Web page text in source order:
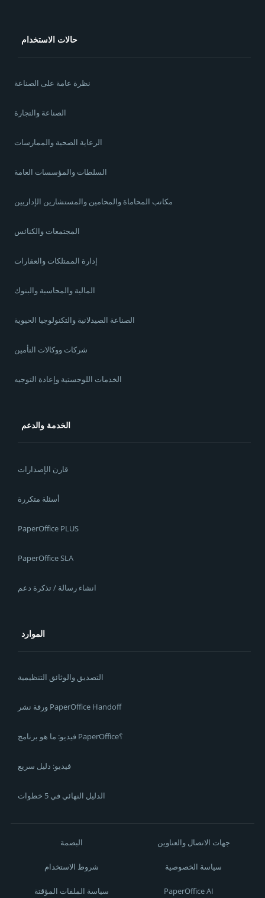
حالات الاستخدام
نظرة عامة على الصناعة
الصناعة والتجارة
الرعاية الصحية والممارسات
السلطات والمؤسسات العامة
مكاتب المحاماة والمحامين والمستشارين الإداريين
المجتمعات والكنائس
إدارة الممتلكات والعقارات
المالية والمحاسبة والبنوك
الصناعة الصيدلانية والتكنولوجيا الحيوية
شركات ووكالات التأمين
الخدمات اللوجستية وإعادة التوجيه
الخدمة والدعم
قارن الإصدارات
أسئلة متكررة
PaperOffice PLUS
PaperOffice SLA
انشاء رسالة / تذكرة دعم
الموارد
التصديق والوثائق التنظيمية
ورقة نشر PaperOffice Handoff
فيديو: ما هو برنامج PaperOffice؟
فيديو: دليل سريع
الدليل النهائي في 5 خطوات
البصمة جهات الاتصال والعناوين
شروط الاستخدام سياسة الخصوصية
سياسة الملفات المؤقتة PaperOffice AI